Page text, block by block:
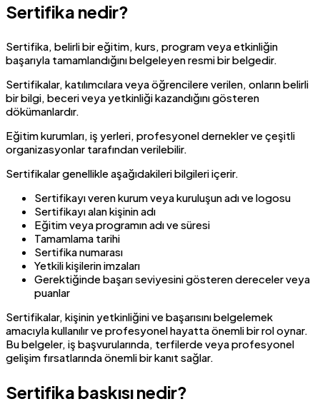
Sertifika nedir?
Sertifika, belirli bir eğitim, kurs, program veya etkinliğin
başarıyla tamamlandığını belgeleyen resmi bir belgedir.
Sertifikalar, katılımcılara veya öğrencilere verilen, onların belirli
bir bilgi, beceri veya yetkinliği kazandığını gösteren
dökümanlardır.
Eğitim kurumları, iş yerleri, profesyonel dernekler ve çeşitli
organizasyonlar tarafından verilebilir.
Sertifikalar genellikle aşağıdakileri bilgileri içerir.
Sertifikayı veren kurum veya kuruluşun adı ve logosu
Sertifikayı alan kişinin adı
Eğitim veya programın adı ve süresi
Tamamlama tarihi
Sertifika numarası
Yetkili kişilerin imzaları
Gerektiğinde başarı seviyesini gösteren dereceler veya
puanlar
Sertifikalar, kişinin yetkinliğini ve başarısını belgelemek
amacıyla kullanılır ve profesyonel hayatta önemli bir rol oynar.
Bu belgeler, iş başvurularında, terfilerde veya profesyonel
gelişim fırsatlarında önemli bir kanıt sağlar.
Sertifika baskısı nedir?